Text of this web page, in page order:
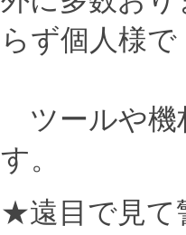
らず個人様で
ツールや機
す。
★遠目で見て